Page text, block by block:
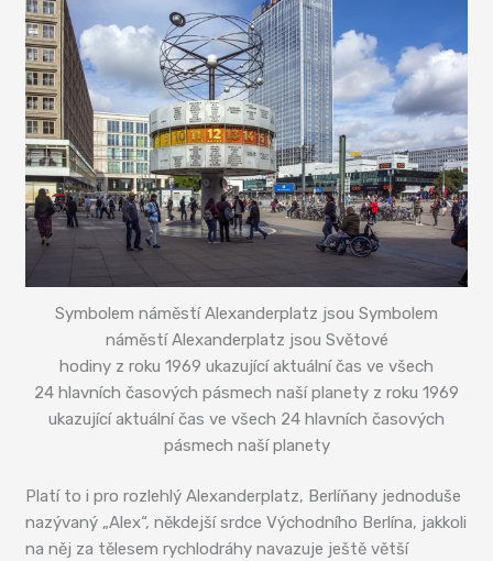
Symbolem náměstí Alexanderplatz jsou Symbolem
náměstí Alexanderplatz jsou Světové
hodiny z roku 1969 ukazující aktuální čas ve všech
24 hlavních časových pásmech naší planety z roku 1969
ukazující aktuální čas ve všech 24 hlavních časových
pásmech naší planety
Platí to i pro rozlehlý Alexanderplatz, Berlíňany jednoduše
nazývaný „Alex“, někdejší srdce Východního Berlína, jakkoli
na něj za tělesem rychlodráhy navazuje ještě větší